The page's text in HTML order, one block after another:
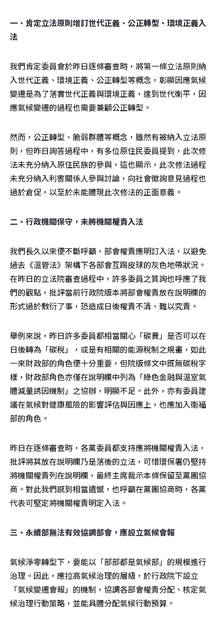
一、肯定立法原則增訂世代正義、公正轉型、環境正義入
法
我們肯定委員會於昨日逐條審查時，將第一條立法原則納
入世代正義、環境正義、公正轉型等概念，彰顯因應氣候
變遷是為了落實世代正義與環境正義，達到世代衡平，因
應氣候變遷的過程也需要兼顧公正轉型。
然而，公正轉型、脆弱群體等概念，雖然有被納入立法原
則，但昨日詢答過程中，有多位原住民委員提到，此次修
法未充分納入原住民族的參與，這也顯示，此次修法過程
未充分納入利害關係人參與討論，向社會徵詢意見過程也
過於倉促，以至於未能體現此次修法的正面意義。
二、行政機關保守，未將機關權責入法
我們長久以來便不斷呼籲，部會權責應明訂入法，以避免
過去《溫管法》架構下各部會互踢皮球的灰色地帶狀況。
在昨日的立法院審查過程中，許多委員之質詢也呼應了我
們的觀點，批評當前行政院版本將部會權責放在說明欄的
形式過於敷衍了事，恐造成日後權責不清、難以究責。
舉例來說，昨日許多委員都相當關心「碳費」是否可以在
日後轉為「碳稅」，或是有相關的能源稅制之規畫，如此
一來財政部的角色便十分重要，但院版條文中既無碳稅字
樣，財政部角色亦僅在說明欄中列為「綠色金融與溫室氣
體減量誘因機制」之協辦，明顯不足。此外，亦有委員建
議在氣候對健康風險的影響評估與因應上，也應加入衛福
部的角色。
昨日在逐條審查時，各黨委員都支持應將機關權責入法，
批評將其放在說明欄乃是落後的立法，可惜環保署仍堅持
將機關權責列在說明欄，最終主席裁示本條保留至黨團協
商。對此我們感到相當遺憾，也呼籲在黨團協商時，各黨
代表可堅定將機關權責明定入法。
三、永續部無法有效協調部會，應設立氣候會報
氣候淨零轉型下，要能以「部部都是氣候部」的規模進行
治理。因此，應拉高氣候治理的層級，於行政院下設立
「氣候變遷會報」的機制，協調各部會權責分配、核定氣
候治理行動策略，並能具體分配氣候行動預算。